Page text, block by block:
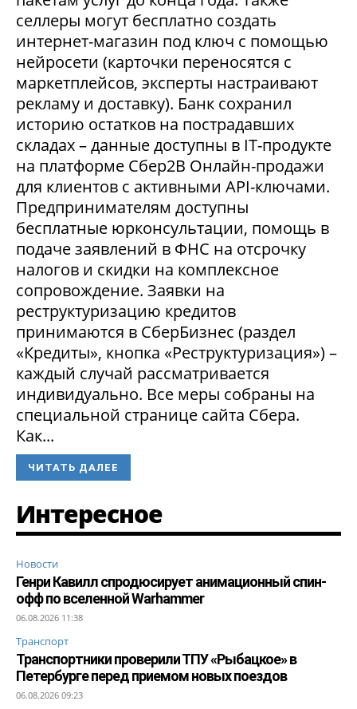
селлеры могут бесплатно создать
интернет-магазин под ключ с помощью
нейросети (карточки переносятся с
маркетплейсов, эксперты настраивают
рекламу и доставку). Банк сохранил
историю остатков на пострадавших
складах – данные доступны в IT-продукте
на платформе Сбер2В Онлайн-продажи
для клиентов с активными API-ключами.
Предпринимателям доступны
бесплатные юрконсультации, помощь в
подаче заявлений в ФНС на отсрочку
налогов и скидки на комплексное
сопровождение. Заявки на
реструктуризацию кредитов
принимаются в СберБизнес (раздел
«Кредиты», кнопка «Реструктуризация») –
каждый случай рассматривается
индивидуально. Все меры собраны на
специальной странице сайта Сбера.
Как...
ЧИТАТЬ ДАЛЕЕ
Интересное
Новости
Генри Кавилл спродюсирует анимационный спин-
офф по вселенной Warhammer
06.08.2026 11:38
Транспорт
Транспортники проверили ТПУ «Рыбацкое» в
Петербурге перед приемом новых поездов
06.08.2026 09:23